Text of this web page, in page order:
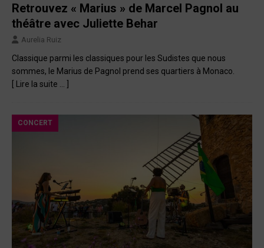
Retrouvez « Marius » de Marcel Pagnol au
théâtre avec Juliette Behar
Aurelia Ruiz
Classique parmi les classiques pour les Sudistes que nous
sommes, le Marius de Pagnol prend ses quartiers à Monaco.
[ Lire la suite … ]
CONCERT